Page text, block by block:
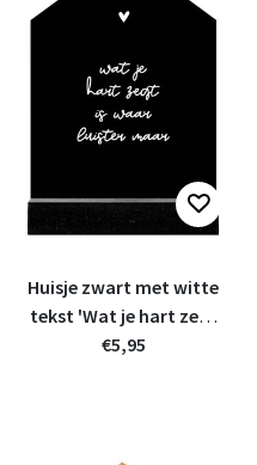
Huisje zwart met witte
tekst 'Wat je hart zegt
is waar...' - 11cm
€5,95